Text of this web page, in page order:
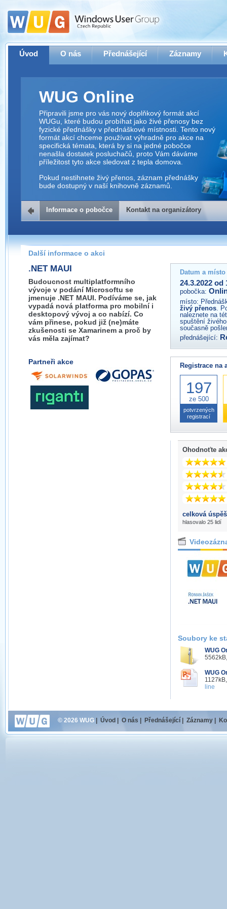
Úvod O nás Přednášející Záznamy
WUG Online
Připravili jsme pro vás nový doplňkový formát akcí
WUGu, které budou probíhat jako živé přenosy bez
fyzické přednášky v přednáškové místnosti. Tento nový
formát akcí chceme používat výhradně pro akce na
specifická témata, která by si na jedné pobočce
nenašla dostatek posluchačů, proto Vám dáváme
příležitost tyto akce sledovat z tepla domova.
Pokud nestihnete živý přenos, záznam přednášky
bude dostupný v naší knihovně záznamů.
Kontakt na organizátory
Pokud máte jakýkoliv dotaz na organizátory této akce,
prosím neváhejte nás kontaktovat na e-mailu:
Informace o pobočce Kontakt na organizátory
Další informace o akci
.NET MAUI
Budoucnost multiplatformního
vývoje v podání Microsoftu se
jmenuje .NET MAUI. Podíváme se, jak
vypadá nová platforma pro mobilní i
desktopový vývoj a co nabízí. Co
vám přinese, pokud již (ne)máte
zkušenosti se Xamarinem a proč by
vás měla zajímat?
Partneři akce
Datum a
24.3.2022 od
pobočka:
místo:
živý přenos.
naleznete na
spuštění
současně
přednášející:
Registrace na
197
ze 500
potvrzených
registrací
Ohodnoťte
celková
hlasovalo 25 lidí
Soubory ke
WUG
WUG
line
© 2026 WUG Úvod O nás Přednášející Záznamy